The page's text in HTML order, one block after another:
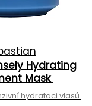
Hydrating
Mask
hydrataci vlasů